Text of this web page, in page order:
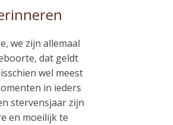
we zijn allemaal
dat geldt
wel meest
in ieders
stervensjaar zijn
en moeilijk te